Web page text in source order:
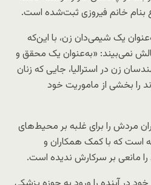
بنام خانم فیروزی ثبت‌شده است.
یک شیمی‌دان زن، با این‌که
نمی‌بیند: «به‌عنوان یک محقق و
زن در استرالیا، جایی که زنان
را بخشی از ماموریت خود
مردش را برای غلبه بر محیط‌های
است که با کمک همکاران و
مانعی بر سرکارش ندیده است.